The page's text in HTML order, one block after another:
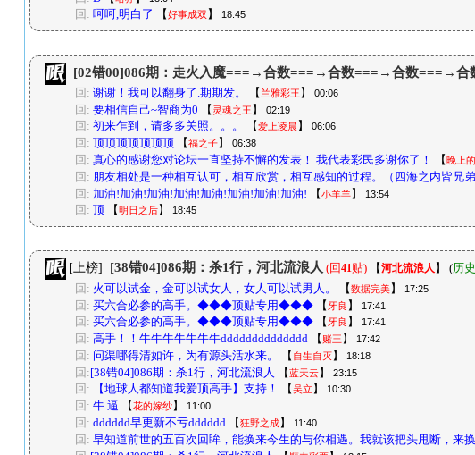
回: 呵呵,明白了 【好事成双 】 18:45
[02错00]086期：走火入魔===→合数===→合数===→合数===→合
回: 谢谢！我可以翻身了.期期发。 【 兰雅彩王 】 00:06
回: 要相信自己~智商为0 【灵魂之王】 02:19
回: 初来乍到，请多多关照。。。 【爱上凌晨 】 06:06
回: 顶顶顶顶顶顶顶 【福之子】 06:38
回: 真心的感谢您对论坛一直坚持不懈的发表！ 我代表彩民多谢你了！ 【晚上
回: 朋友相处是一种相互认可，相互欣赏，相互感知的过程。（四海之内皆兄
回: 加油!加油!加油!加油!加油!加油!加油!加油! 【小羊羊】 13:54
回: 顶 【 明日之后】 18:45
[上榜] [38错04]086期：杀1行，河北流浪人 (回41贴) 【河北流浪人 】 (历
回: 火可以试金，金可以试女人，女人可以试男人。 【数据完美】 17:25
回: 买六合必参的高手。◆◆◆顶贴专用◆◆◆ 【牙良 】 17:41
回: 买六合必参的高手。◆◆◆顶贴专用◆◆◆ 【 牙良 】 17:41
回: 高手！！牛牛牛牛牛牛牛dddddddddddddd 【 赌王 】 17:42
回: 问渠哪得清如许，为有源头活水来。 【 自生自灭】 18:18
回:[38错04]086期：杀1行，河北流浪人 【蓝天云】 23:15
回: 【地球人都知道我爱顶高手】支持！ 【吴立 】 10:30
回: 牛 逼 【花的嫁纱】 11:00
回: dddddd早更新不亏dddddd 【狂野之成】 11:40
回: 早知道前世的五百次回眸，能换来今生的与你相遇。我就该把头甩断，来换